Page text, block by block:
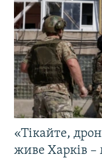
«Тікайте,
живе Харків –